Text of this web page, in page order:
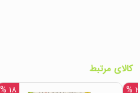
کالای مرتبط
% ۱۸ %